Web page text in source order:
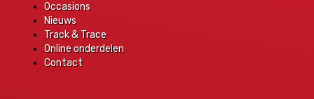
Occasions
Nieuws
Track & Trace
Online onderdelen
Contact